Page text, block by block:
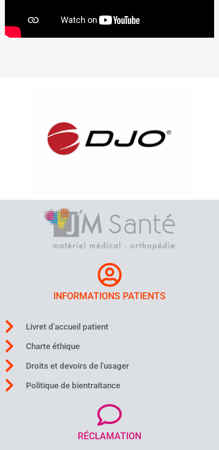
INFORMATIONS PATIENTS
Livret d'accueil patient
Charte éthique
Droits et devoirs de l'usager
Politique de bientraitance
RÉCLAMATION